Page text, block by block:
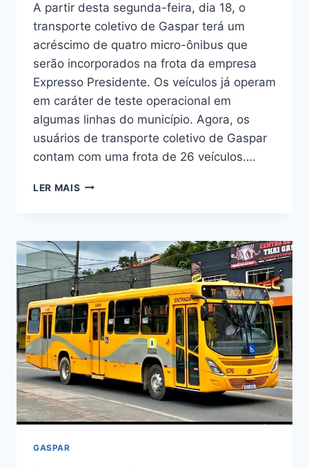
A partir desta segunda-feira, dia 18, o
transporte coletivo de Gaspar terá um
acréscimo de quatro micro-ônibus que
serão incorporados na frota da empresa
Expresso Presidente. Os veículos já operam
em caráter de teste operacional em
algumas linhas do município. Agora, os
usuários de transporte coletivo de Gaspar
contam com uma frota de 26 veículos….
LER MAIS TRANSPORTE
NOVOS
VEÍCULOS
GASPAR